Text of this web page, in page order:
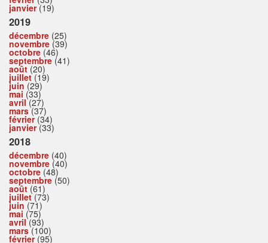
janvier(19)
2019
décembre (25)
novembre (39)
octobre (46)
septembre (41)
août (20)
juillet(19)
juin (29)
mai (33)
avril(27)
mars(37)
février(34)
janvier(33)
2018
décembre (40)
novembre (40)
octobre (48)
septembre (50)
août (61)
juillet(73)
juin (71)
mai (75)
avril(93)
mars(100)
février(95)